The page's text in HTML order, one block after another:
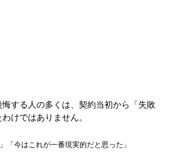
する人の多くは、契約当初から「失敗
けではありません。
「今はこれが一番現実的だと思った」